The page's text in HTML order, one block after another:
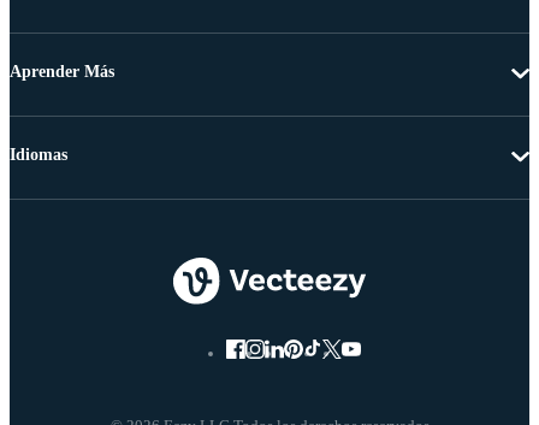
Aprender Más
Idiomas